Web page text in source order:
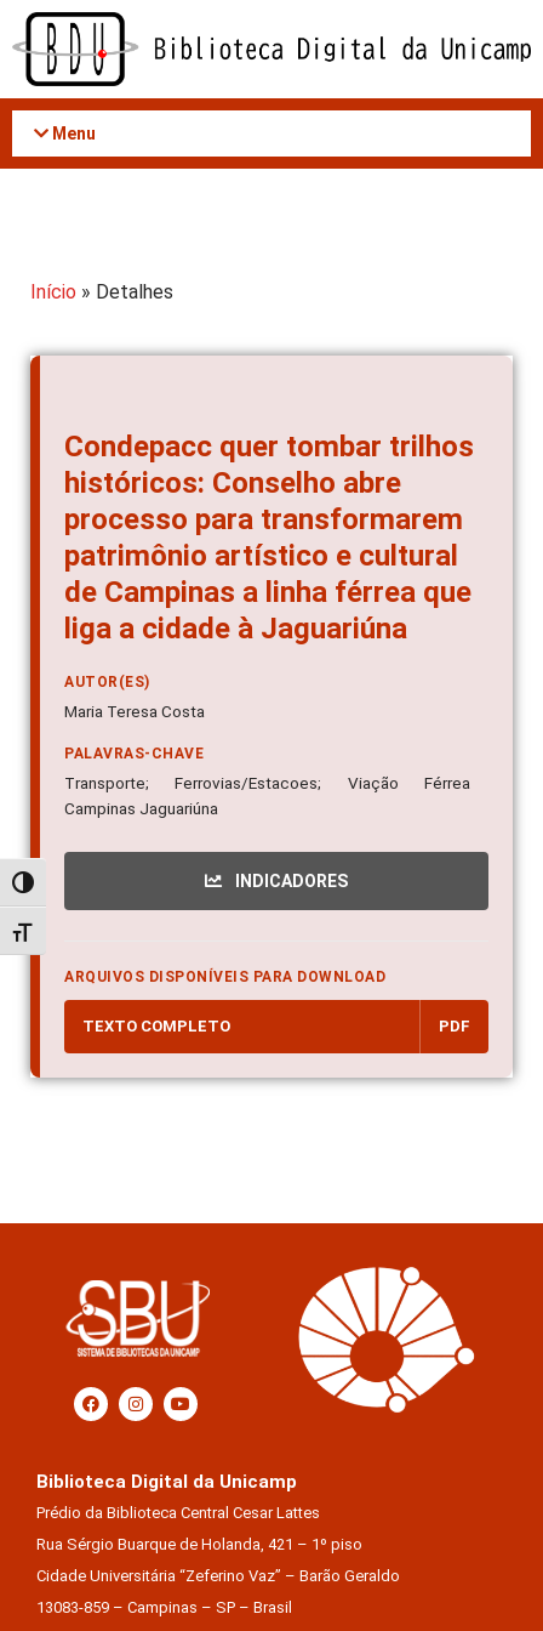
Acessar
conteúdo
Alternar alto contraste
Alternar tamanho da fonte
Menu
Início » Detalhes
Condepacc quer tombar trilhos
históricos: Conselho abre
processo para transformarem
patrimônio artístico e cultural
de Campinas a linha férrea que
liga a cidade à Jaguariúna
AUTOR(ES)
Maria Teresa Costa
PALAVRAS-CHAVE
Transporte; Ferrovias/Estacoes; Viação Férrea
Campinas Jaguariúna
INDICADORES
ARQUIVOS DISPONÍVEIS PARA DOWNLOAD
TEXTO COMPLETO PDF
Biblioteca Digital da Unicamp
Prédio da Biblioteca Central Cesar Lattes
Rua Sérgio Buarque de Holanda, 421 – 1º piso
Cidade Universitária “Zeferino Vaz” – Barão Geraldo
13083-859 – Campinas – SP – Brasil